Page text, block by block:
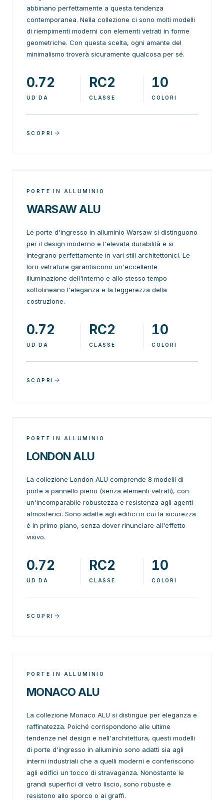
abbinano perfettamente a questa tendenza
contemporanea. Nella collezione ci sono molti modelli
di riempimenti moderni con elementi vetrati in forme
geometriche. Con questa scelta, ogni amante del
minimalismo troverà sicuramente qualcosa per sé.
0.72
UD DA
RC2
CLASSE
10
COLORI
SCOPRI
PORTE IN ALLUMINIO
WARSAW ALU
Le porte d'ingresso in alluminio Warsaw si distinguono
per il design moderno e l'elevata durabilità e si
integrano perfettamente in vari stili architettonici. Le
loro vetrature garantiscono un'eccellente
illuminazione dell'interno e allo stesso tempo
sottolineano l'eleganza e la leggerezza della
costruzione.
0.72
UD DA
RC2
CLASSE
10
COLORI
SCOPRI
PORTE IN ALLUMINIO
LONDON ALU
La collezione London ALU comprende 8 modelli di
porte a pannello pieno (senza elementi vetrati), con
un'incomparabile robustezza e resistenza agli agenti
atmosferici. Sono adatte agli edifici in cui la sicurezza
è in primo piano, senza dover rinunciare all'effetto
visivo.
0.72
UD DA
RC2
CLASSE
10
COLORI
SCOPRI
PORTE IN ALLUMINIO
MONACO ALU
La collezione Monaco ALU si distingue per eleganza e
raffinatezza. Poiché corrispondono alle ultime
tendenze nel design e nell'architettura, questi modelli
di porte d'ingresso in alluminio sono adatti sia agli
interni industriali che a quelli moderni e conferiscono
agli edifici un tocco di stravaganza. Nonostante le
grandi superfici di vetro liscio, sono robuste e
resistono allo sporco o ai graffi.